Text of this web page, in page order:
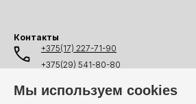
Мы используем cookies
Контакты
+375(17) 227-71-90
+375(29) 541-80-80
+375(44) 541-80-80